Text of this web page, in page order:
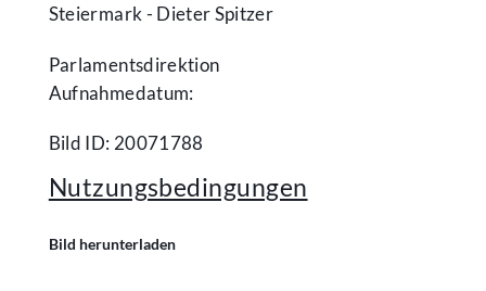
Steiermark - Dieter Spitzer
Parlamentsdirektion
Aufnahmedatum:
Bild ID: 20071788
Nutzungsbedingungen
Bild herunterladen